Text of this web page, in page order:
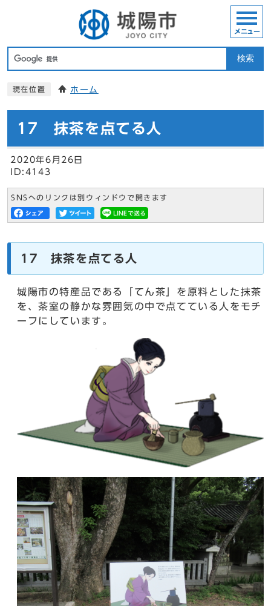
検索
メニュー
現在位置 ホーム
17 抹茶を点てる人
2020年6月26日
ID:4143
SNSへのリンクは別ウィンドウで開きます
17 抹茶を点てる人
城陽市の特産品である「てん茶」を原料とした抹茶
を、茶室の静かな雰囲気の中で点てている人をモチ
ーフにしています。